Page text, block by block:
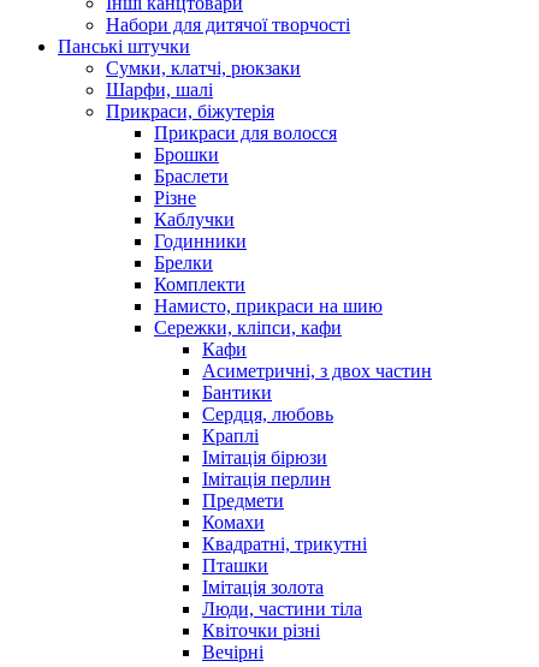
Набори для дитячої творчості
Панські штучки
Сумки, клатчі, рюкзаки
Шарфи, шалі
Прикраси, біжутерія
Прикраси для волосся
Брошки
Браслети
Різне
Каблучки
Годинники
Брелки
Комплекти
Намисто, прикраси на шию
Сережки, кліпси, кафи
Кафи
Асиметричні, з двох частин
Бантики
Сердця, любовь
Краплі
Імітація бірюзи
Імітація перлин
Предмети
Комахи
Квадратні, трикутні
Пташки
Імітація золота
Люди, частини тіла
Квіточки різні
Вечірні